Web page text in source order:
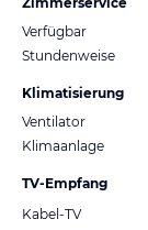
Verfügbar
Stundenweise
Klimatisierung
Ventilator
Klimaanlage
TV-Empfang
Kabel-TV